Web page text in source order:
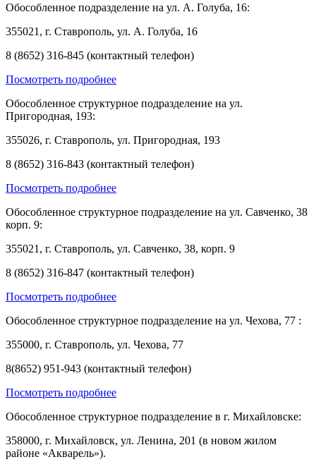
Обособленное подразделение на ул. А. Голуба, 16:
355021, г. Ставрополь, ул. А. Голуба, 16
8 (8652) 316-845 (контактный телефон)
Посмотреть подробнее
Обособленное структурное подразделение на ул.
Пригородная, 193:
355026, г. Ставрополь, ул. Пригородная, 193
8 (8652) 316-843 (контактный телефон)
Посмотреть подробнее
Обособленное структурное подразделение на ул. Савченко, 38
корп. 9:
355021, г. Ставрополь, ул. Савченко, 38, корп. 9
8 (8652) 316-847 (контактный телефон)
Посмотреть подробнее
Обособленное структурное подразделение на ул. Чехова, 77 :
355000, г. Ставрополь, ул. Чехова, 77
8(8652) 951-943 (контактный телефон)
Посмотреть подробнее
Обособленное структурное подразделение в г. Михайловске:
358000, г. Михайловск, ул. Ленина, 201 (в новом жилом
районе «Акварель»).